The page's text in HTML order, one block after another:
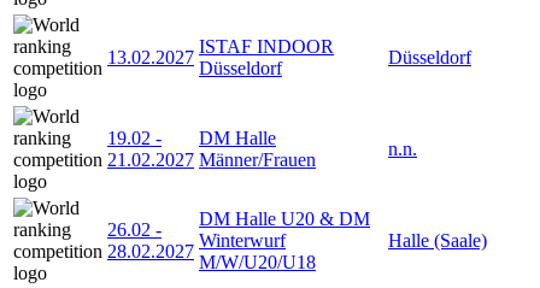
13.02.2027
ISTAF INDOOR
Düsseldorf
Düsseldorf
19.02 -
21.02.2027
DM Halle
Männer/Frauen
n.n.
26.02 -
28.02.2027
DM Halle U20 & DM
Winterwurf
M/W/U20/U18
Halle (Saale)